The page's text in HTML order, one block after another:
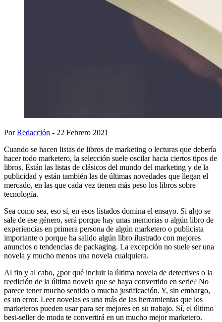
PorRedacción - 22 Febrero 2021
Cuando se hacen listas de libros de marketing o lecturas que debería
hacer todo marketero, la selección suele oscilar hacia ciertos tipos de
libros. Están las listas de clásicos del mundo del marketing y de la
publicidad y están también las de últimas novedades que llegan el
mercado, en las que cada vez tienen más peso los libros sobre
tecnología.
Sea como sea, eso sí, en esos listados domina el ensayo. Si algo se
sale de ese género, será porque hay unas memorias o algún libro de
experiencias en primera persona de algún marketero o publicista
importante o porque ha salido algún libro ilustrado con mejores
anuncios o tendencias de packaging. La excepción no suele ser una
novela y mucho menos una novela cualquiera.
Al fin y al cabo, ¿por qué incluir la última novela de detectives o la
reedición de la última novela que se haya convertido en serie? No
parece tener mucho sentido o mucha justificación. Y, sin embargo,
es un error. Leer novelas es una más de las herramientas que los
marketeros pueden usar para ser mejores en su trabajo. Sí, el último
best-seller de moda te convertirá en un mucho mejor marketero.